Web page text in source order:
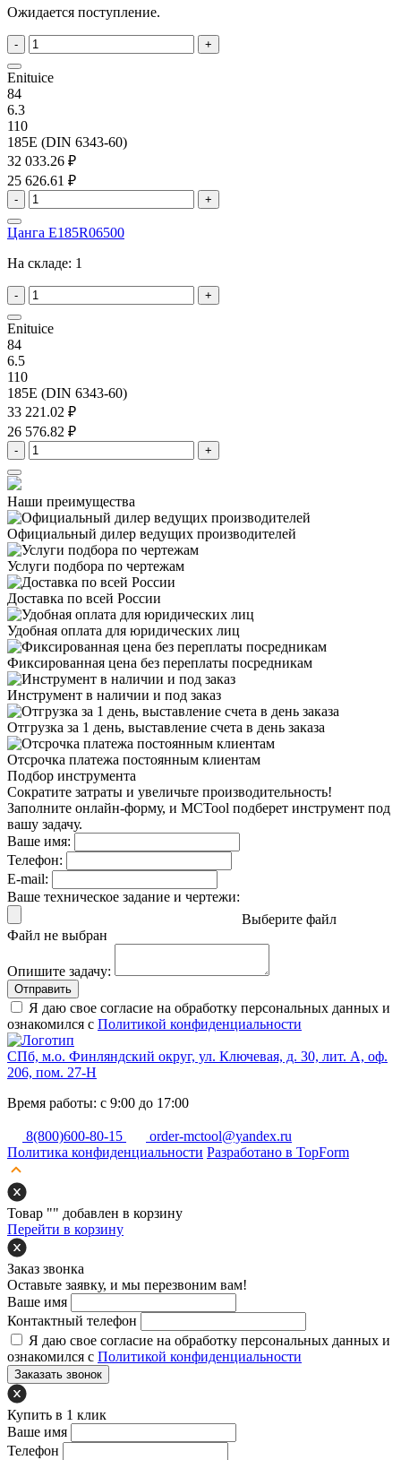
Ожидается поступление.
- +
Enituice
84
6.3
110
185E (DIN 6343-60)
32 033.26 ₽
25 626.61 ₽
- +
Цанга E185R06500
На складе: 1
- +
Enituice
84
6.5
110
185E (DIN 6343-60)
33 221.02 ₽
26 576.82 ₽
- +
Наши преимущества
Официальный дилер ведущих производителей
Услуги подбора по чертежам
Доставка по всей России
Удобная оплата для юридических лиц
Фиксированная цена без переплаты посредникам
Инструмент в наличии и под заказ
Отгрузка за 1 день, выставление счета в день заказа
Отсрочка платежа постоянным клиентам
Подбор инструмента
Сократите затраты и увеличьте производительность!
Заполните онлайн-форму, и MCTool подберет инструмент под
вашу задачу.
Ваше имя:
Телефон:
E-mail:
Ваше техническое задание и чертежи:
Выберите файл
Файл не выбран
Опишите задачу:
Отправить
Я даю свое согласие на обработку персональных данных и
ознакомился с Политикой конфиденциальности
СПб, м.о. Финляндский округ, ул. Ключевая, д. 30, лит. А, оф.
206, пом. 27-Н
Время работы: с 9:00 до 17:00
8(800)600-80-15
order-mctool@yandex.ru
Политика конфиденциальности Разработано в TopForm
Товар "" добавлен в корзину
Перейти в корзину
Заказ звонка
Оставьте заявку, и мы перезвоним вам!
Ваше имя
Контактный телефон
Я даю свое согласие на обработку персональных данных и
ознакомился с Политикой конфиденциальности
Заказать звонок
Купить в 1 клик
Ваше имя
Телефон